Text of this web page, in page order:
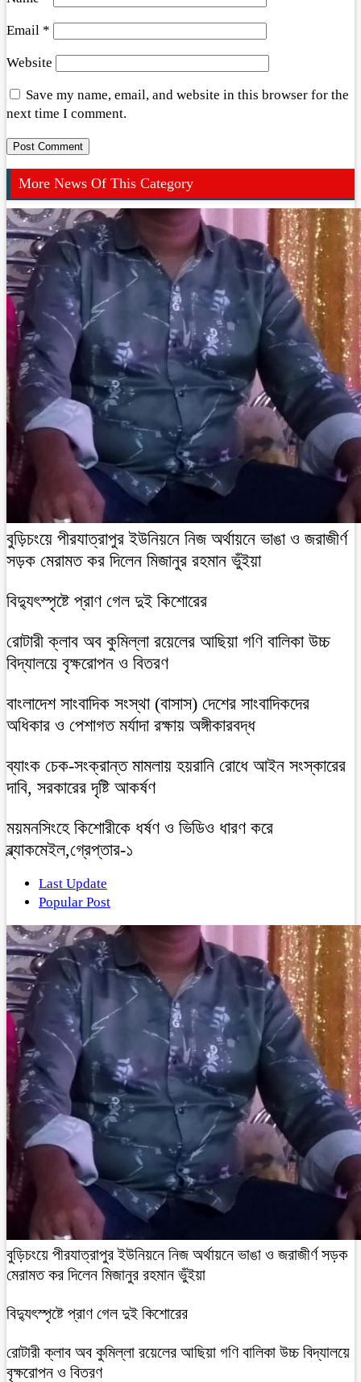
Email *
Website
Save my name, email, and website in this browser for the
next time I comment.
More News Of This Category
বুড়িচংয়ে পীরযাত্রাপুর ইউনিয়নে নিজ অর্থায়নে ভাঙা ও জরাজীর্ণ
সড়ক মেরামত কর দিলেন মিজানুর রহমান ভুঁইয়া
বিদ্যুৎস্পৃষ্টে প্রাণ গেল দুই কিশোরের
রোটারী ক্লাব অব কুমিল্লা রয়েলের আছিয়া গণি বালিকা উচ্চ
বিদ্যালয়ে বৃক্ষরোপন ও বিতরণ
বাংলাদেশ সাংবাদিক সংস্থা (বাসাস) দেশের সাংবাদিকদের
অধিকার ও পেশাগত মর্যাদা রক্ষায় অঙ্গীকারবদ্ধ
ব্যাংক চেক-সংক্রান্ত মামলায় হয়রানি রোধে আইন সংস্কারের
দাবি, সরকারের দৃষ্টি আকর্ষণ
ময়মনসিংহে কিশোরীকে ধর্ষণ ও ভিডিও ধারণ করে
ব্ল্যাকমেইল,গ্রেপ্তার-১
Last Update
Popular Post
বুড়িচংয়ে পীরযাত্রাপুর ইউনিয়নে নিজ অর্থায়নে ভাঙা ও জরাজীর্ণ সড়ক
মেরামত কর দিলেন মিজানুর রহমান ভুঁইয়া
বিদ্যুৎস্পৃষ্টে প্রাণ গেল দুই কিশোরের
রোটারী ক্লাব অব কুমিল্লা রয়েলের আছিয়া গণি বালিকা উচ্চ বিদ্যালয়ে
বৃক্ষরোপন ও বিতরণ